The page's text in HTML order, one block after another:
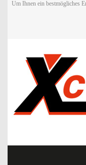
Um Ihnen ein bestmögliches